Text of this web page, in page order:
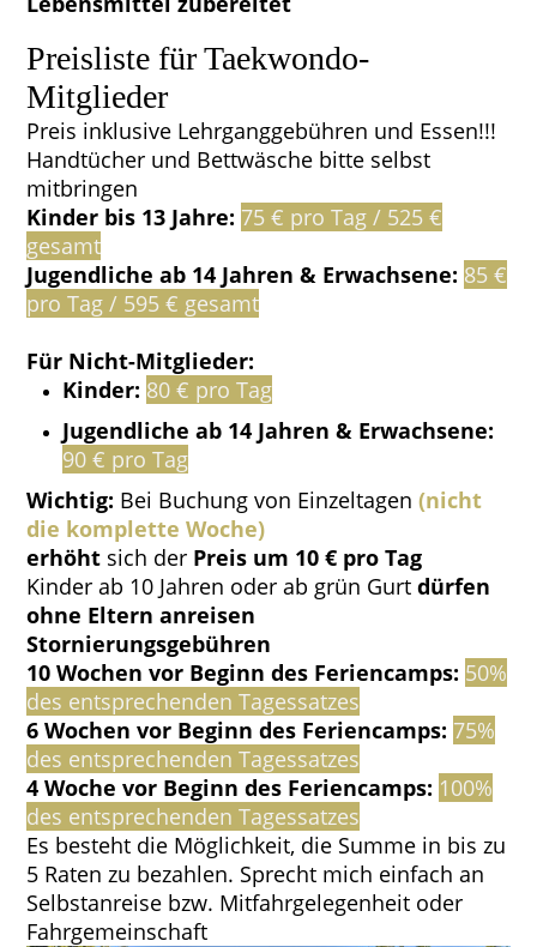
Preisliste für Taekwondo-
Mitglieder
Preis inklusive Lehrganggebühren und Essen!!!
Handtücher und Bettwäsche bitte selbst
mitbringen
Kinder bis 13 Jahre: 75 € pro Tag / 525 €
gesamt
Jugendliche ab 14 Jahren & Erwachsene: 85 €
pro Tag / 595 € gesamt
Für Nicht-Mitglieder:
Kinder: 80 € pro Tag
Jugendliche ab 14 Jahren & Erwachsene:
90 € pro Tag
Wichtig: Bei Buchung von Einzeltagen (nicht
die komplette Woche)
erhöht sich der Preis um 10 € pro Tag
Kinder ab 10 Jahren oder ab grün Gurtdürfen
ohne Eltern anreisen
Stornierungsgebühren
10 Wochen vor Beginn des Feriencamps: 50%
des entsprechenden Tagessatzes
6 Wochen vor Beginn des Feriencamps: 75%
des entsprechenden Tagessatzes
4 Woche vor Beginn des Feriencamps: 100%
des entsprechenden Tagessatzes
Es besteht die Möglichkeit, die Summe in bis zu
5 Raten zu bezahlen. Sprecht mich einfach an
Selbstanreise bzw. Mitfahrgelegenheit oder
Fahrgemeinschaft